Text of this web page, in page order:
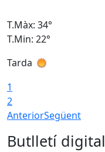
T.Màx: 34°
T.Min: 22°
Tarda
1
2
AnteriorSegüent
Butlletí digital